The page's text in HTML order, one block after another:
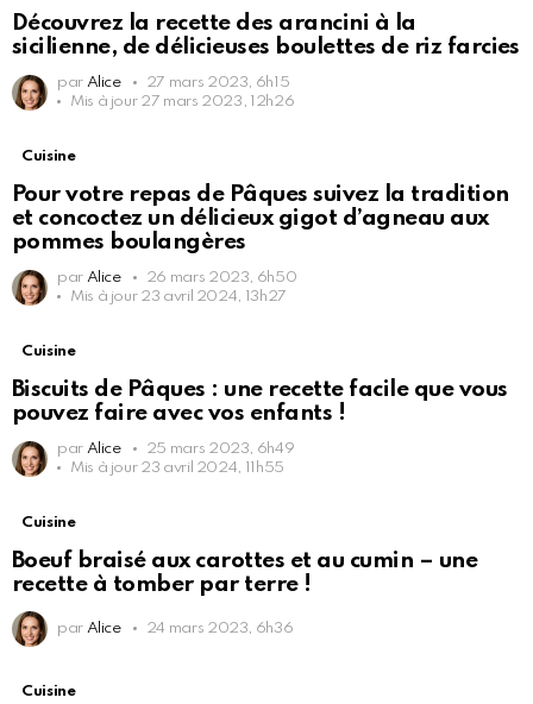
Découvrez la recette des arancini à la
sicilienne, de délicieuses boulettes de riz farcies
par Alice
27 mars 2023, 6h15
Mis à jour 27 mars 2023, 12h26
Cuisine
Pour votre repas de Pâques suivez la tradition
et concoctez un délicieux gigot d’agneau aux
pommes boulangères
par Alice
26 mars 2023, 6h50
Mis à jour 23 avril 2024, 13h27
Cuisine
Biscuits de Pâques : une recette facile que vous
pouvez faire avec vos enfants !
par Alice
25 mars 2023, 6h49
Mis à jour 23 avril 2024, 11h55
Cuisine
Boeuf braisé aux carottes et au cumin – une
recette à tomber par terre !
par Alice 24 mars 2023, 6h36
Cuisine